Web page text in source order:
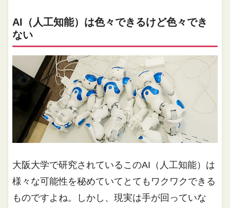
AI（人工知能）は色々できるけど色々でき
ない
大阪大学で研究されているこのAI（人工知能）は
様々な可能性を秘めていてとてもワクワクできる
ものですよね。しかし、現実は手が回っていな